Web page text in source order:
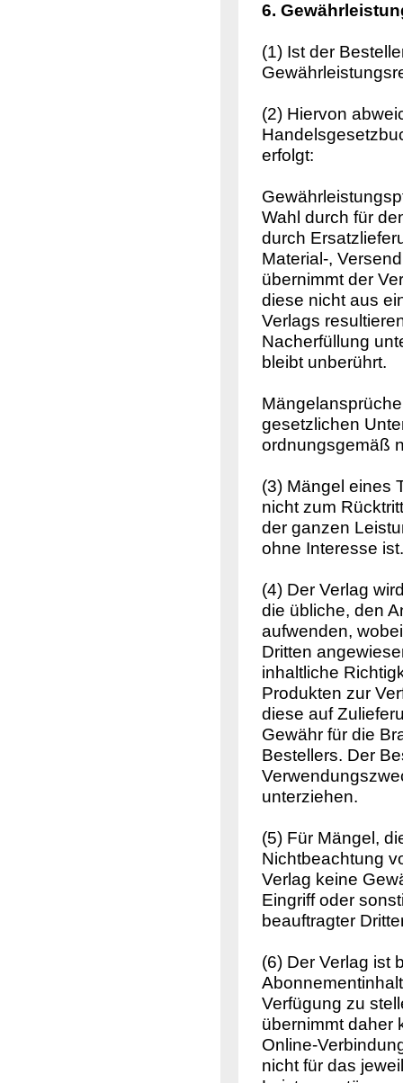
6.
(1) Ist der
(2) Hiervon
erfolgt:
Wahl durch für
durch
Material-,
übernimmt der
diese nicht aus
Verlags
Nacherfüllung
bleibt unberührt.
gesetzlichen
ordnungsgemäß
(3) Mängel eines
nicht zum
der ganzen
ohne Interesse ist.
(4) Der Verlag
die übliche, den
aufwenden,
Dritten
inhaltliche
Produkten zur
diese auf
Gewähr für die
Bestellers. Der
unterziehen.
(5) Für Mängel,
Nichtbeachtung
Verlag keine
Eingriff oder
beauftragter
(6) Der Verlag ist
Verfügung zu
übernimmt daher
Online-
nicht für das